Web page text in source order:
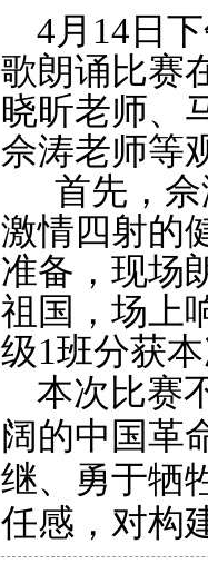
4月 14 日
歌朗诵比赛
晓昕老师、
佘涛老师等
首先，
激情四射的
准备，现场
祖国，场上
级1班分获
本次比赛
阔的中国革
继、勇于牺
任感，对构